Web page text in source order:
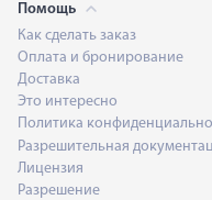
Помощь
Как сделать заказ
Оплата и бронирование
Доставка
Это интересно
Политика
Разрешительная
Лицензия
Разрешение